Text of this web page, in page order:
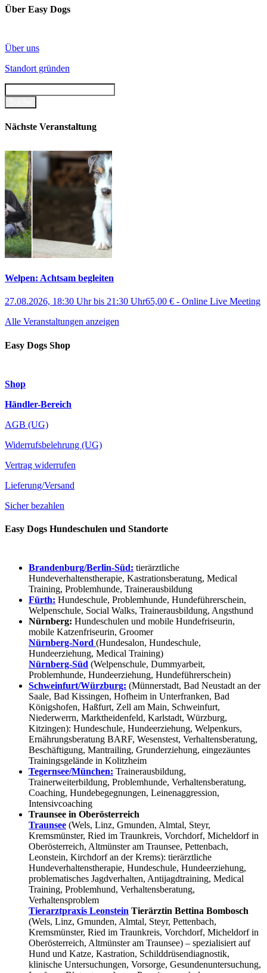
Über Easy Dogs
Über uns
Standort gründen
Nächste Veranstaltung
Welpen: Achtsam begleiten
27.08.2026, 18:30 Uhrbis 21:30 Uhr65,00 € - Online Live Meeting
Alle Veranstaltungen anzeigen
Easy Dogs Shop
Shop
Händler-Bereich
AGB (UG)
Widerrufsbelehrung (UG)
Vertrag widerrufen
Lieferung/Versand
Sicher bezahlen
Easy Dogs Hundeschulen und Standorte
Brandenburg/Berlin-Süd: tierärztliche
Hundeverhaltenstherapie, Kastrationsberatung, Medical
Training, Problemhunde, Trainerausbildung
Fürth: Hundeschule, Problemhunde, Hundeführerschein,
Welpenschule, Social Walks, Trainerausbildung, Angsthund
Nürnberg: Hundeschulen und mobile Hundefriseurin,
mobile Katzenfriseurin, Groomer
Nürnberg-Nord (Hundesalon, Hundeschule,
Hundeerziehung, Medical Training)
Nürnberg-Süd (Welpenschule, Dummyarbeit,
Problemhunde, Hundeerziehung, Hundeführerschein)
Schweinfurt/Würzburg: (Münnerstadt, Bad Neustadt an der
Saale, Bad Kissingen, Hofheim in Unterfranken, Bad
Königshofen, Haßfurt, Zell am Main, Schweinfurt,
Niederwerrn, Marktheidenfeld, Karlstadt, Würzburg,
Kitzingen): Hundeschule, Hundeerziehung, Welpenkurs,
Ernährungsberatung BARF, Wesenstest, Verhaltensberatung,
Beschäftigung, Mantrailing, Grunderziehung, eingezäuntes
Trainingsgelände in Kolitzheim
Tegernsee/München: Trainerausbildung,
Trainerweiterbildung, Problemhunde, Verhaltensberatung,
Coaching, Hundebegegnungen, Leinenaggression,
Intensivcoaching
Traunsee in Oberösterreich
Traunsee (Wels, Linz, Gmunden, Almtal, Steyr,
Kremsmünster, Ried im Traunkreis, Vorchdorf, Micheldorf in
Oberösterreich, Altmünster am Traunsee, Pettenbach,
Leonstein, Kirchdorf an der Krems): tierärztliche
Hundeverhaltenstherapie, Hundeschule, Hundeerziehung,
problematisches Jagdverhalten, Antijagdtraining, Medical
Training, Problemhund, Verhaltensberatung,
Verhaltensproblem
Tierarztpraxis Leonstein Tierärztin Bettina Bombosch
(Wels, Linz, Gmunden, Almtal, Steyr, Pettenbach,
Kremsmünster, Ried im Traunkreis, Vorchdorf, Micheldorf in
Oberösterreich, Altmünster am Traunsee) – spezialisiert auf
Hund und Katze, Kastration, Schilddrüsendiagnostik,
klinische Untersuchungen, Vorsorge, Gesundenuntersuchung,